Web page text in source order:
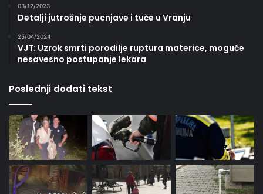
03/12/2023
Detalji jutrošnje pucnjave i tuče u Vranju
25/04/2024
VJT: Uzrok smrti porodilje ruptura materice, moguće
nesavesno postupanje lekara
Poslednji dodati tekst